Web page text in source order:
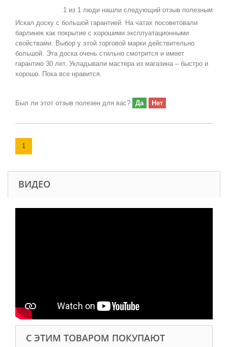
1 из 1 люди нашли следующий отзыв полезным
Искал доску с большой гарантией. На чатах посоветовали
барлинек как покрытие с хорошими эксплуатационными
свойствами. Выбор у этой торговой марки действительно
большой. Эта доска очень стильно смотрится и имеет
гарантию 30 лет. Укладывали мастера из магазина – быстро и
хорошо. Пока все нравится.
Был ли этот отзыв полезен для вас? Да Нет
1
ВИДЕО
С ЭТИМ ТОВАРОМ ПОКУПАЮТ